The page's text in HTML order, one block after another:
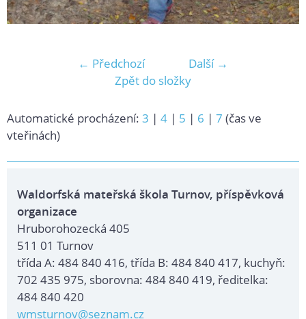
← Předchozí
Další →
Zpět do složky
Automatické procházení: 3 | 4 | 5 | 6 | 7 (čas ve
vteřinách)
Waldorfská mateřská škola Turnov, příspěvková
organizace
Hruborohozecká 405
511 01 Turnov
třída A: 484 840 416, třída B: 484 840 417, kuchyň:
702 435 975, sborovna: 484 840 419, ředitelka:
484 840 420
wmsturnov@seznam.cz